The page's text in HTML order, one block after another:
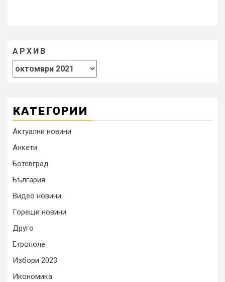
АРХИВ
КАТЕГОРИИ
Актуални новини
Анкети
Ботевград
България
Видео новини
Горещи новини
Друго
Етрополе
Избори 2023
Икономика